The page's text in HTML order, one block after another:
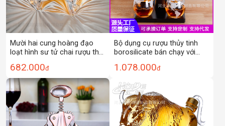
Mười hai cung hoàng đạo
loạt hình sư tử chai rượu thủ
rượu nhân sâm borosilicat
cao
682.000đ
Bộ dụng cụ rượu thủy tinh
borosilicate bán chạy với
bộ đựng rượu vang đỏ
1.078.000đ